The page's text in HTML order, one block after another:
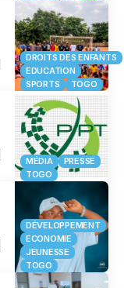
DROITS DES ENFANTS
EDUCATION
SPORTS
TOGO
MÉDIA
PRESSE
TOGO
DÉVELOPPEMENT
ECONOMIE
JEUNESSE
TOGO